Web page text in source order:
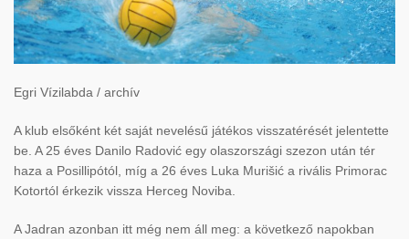
Egri Vízilabda / archív
A klub elsőként két saját nevelésű játékos visszatérését jelentette
be. A 25 éves Danilo Radović egy olaszországi szezon után tér
haza a Posillipótól, míg a 26 éves Luka Murišić a rivális Primorac
Kotortól érkezik vissza Herceg Noviba.
A Jadran azonban itt még nem áll meg: a következő napokban